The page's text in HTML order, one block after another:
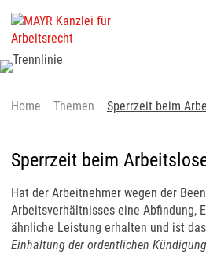
Home Themen Sperrzeit beim
Sperrzeit beim
Hat der Arbeitnehmer wegen der
Arbeitsverhältnisses eine Abfindung,
ähnliche Leistung erhalten und ist
Einhaltung der ordentlichen